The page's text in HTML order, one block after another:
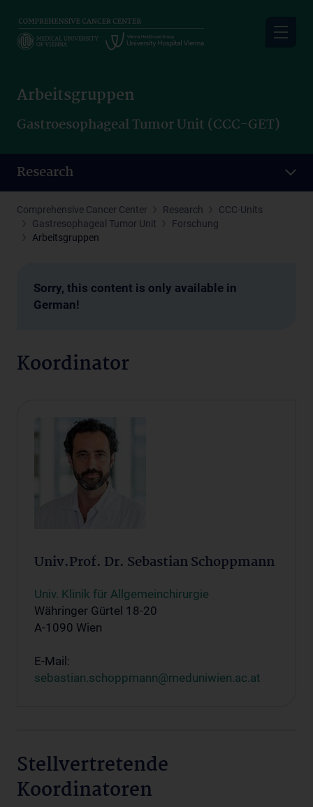
main
Arbeitsgruppen
Gastroesophageal Tumor Unit (CCC-GET)
Research
Comprehensive Cancer Center Research
CCC-Units
Gastresophageal Tumor Unit
Forschung
Arbeitsgruppen
Sorry, this content is only available in
German!
Koordinator
Univ.Prof. Dr. Sebastian Schoppmann
Univ. Klinik für Allgemeinchirurgie
Währinger Gürtel 18-20
A-1090 Wien
E-Mail:
sebastian.schoppmann@meduniwien.ac.at
Stellvertretende
Koordinatoren